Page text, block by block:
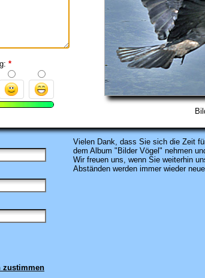
*
zustimmen
Vielen Dank, dass Sie sich die Zeit
dem Album "Bilder Vögel" nehmen
Wir freuen uns, wenn Sie weiterhin
Abständen werden immer wieder